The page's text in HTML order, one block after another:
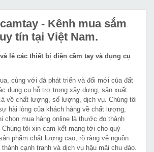
- Kênh mua sắm
tín tại Việt Nam.
lẻ các thiết bị điện cầm tay và dụng cụ
cùng với đà phát triển và đổi mới của đất
dụng cụ hỗ trợ trong xây dựng, sản xuất
về chất lượng, số lượng, dịch vụ. Chúng tôi
hài lòng của khách hàng về chất lượng,
chọn mua hàng online là thước đo thành
tôi xin cam kết mang tới cho quý
phẩm chất lượng cao, rõ ràng về nguồn
cạnh tranh và dịch vụ hậu mãi chu đáo.